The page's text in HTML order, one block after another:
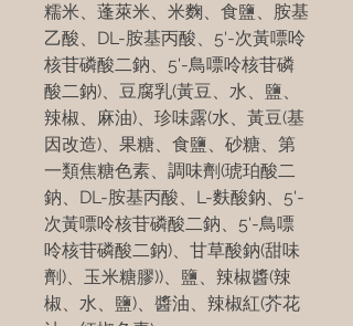
糯米、蓬萊米、米麴、食鹽、胺基
乙酸、DL-胺基丙酸、5'-次黃嘌呤
核苷磷酸二鈉、5'-鳥嘌呤核苷磷
酸二鈉)、豆腐乳(黃豆、水、鹽、
辣椒、麻油)、珍味露(水、黃豆(基
因改造)、果糖、食鹽、砂糖、第
一類焦糖色素、調味劑(琥珀酸二
鈉、DL-胺基丙酸、L-麩酸鈉、5'-
次黃嘌呤核苷磷酸二鈉、5'-鳥嘌
呤核苷磷酸二鈉)、甘草酸鈉(甜味
劑)、玉米糖膠))、鹽、辣椒醬(辣
椒、水、鹽)、醬油、辣椒紅(芥花